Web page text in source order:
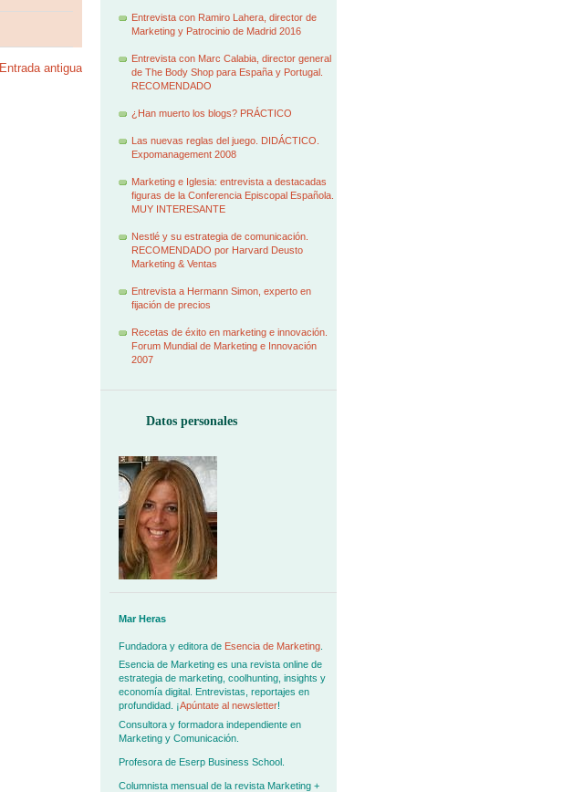
Entrada antigua
Entrevista con Ramiro Lahera, director de
Marketing y Patrocinio de Madrid 2016
Entrevista con Marc Calabia, director general
de The Body Shop para España y Portugal.
RECOMENDADO
¿Han muerto los blogs? PRÁCTICO
Las nuevas reglas del juego. DIDÁCTICO.
Expomanagement 2008
Marketing e Iglesia: entrevista a destacadas
figuras de la Conferencia Episcopal Española.
MUY INTERESANTE
Nestlé y su estrategia de comunicación.
RECOMENDADO por Harvard Deusto
Marketing & Ventas
Entrevista a Hermann Simon, experto en
fijación de precios
Recetas de éxito en marketing e innovación.
Forum Mundial de Marketing e Innovación
2007
Datos personales
Mar Heras
Fundadora y editora de Esencia de Marketing.
Esencia de Marketing es una revista online de
estrategia de marketing, coolhunting, insights y
economía digital. Entrevistas, reportajes en
profundidad. ¡Apúntate al newsletter!
Consultora y formadora independiente en
Marketing y Comunicación.
Profesora de Eserp Business School.
Columnista mensual de la revista Marketing +